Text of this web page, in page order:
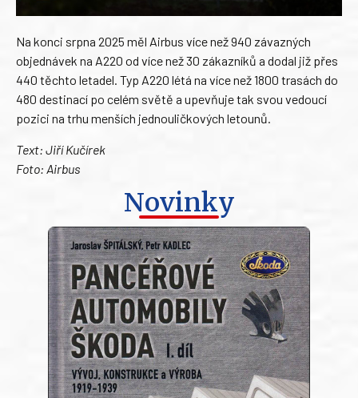
Na konci srpna 2025 měl Airbus více než 940 závazných
objednávek na A220 od více než 30 zákazníků a dodal již přes
440 těchto letadel. Typ A220 létá na více než 1800 trasách do
480 destinací po celém světě a upevňuje tak svou vedoucí
pozici na trhu menších jednouličkových letounů.
Text: Jiří Kučírek
Foto: Airbus
Novinky